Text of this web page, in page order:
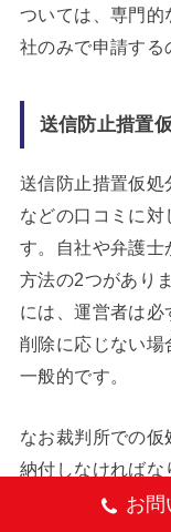
ついては、専門的
社のみで申請する
送信防止措置
送信防止措置仮
などの口コミに
す。自社や弁護士
方法の2つがあり
には、運営者は
削除に応じない
一般的です。
なお裁判所での
納付しなければな
預けるだけのた
お